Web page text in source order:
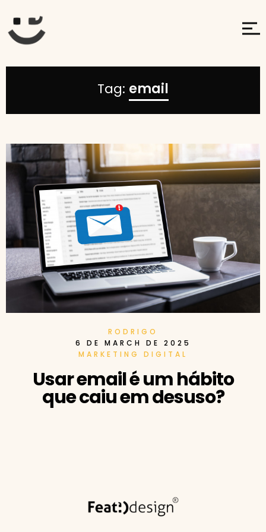
Tag: email
RODRIGO
6 DE MARCH DE 2025
MARKETING DIGITAL
Usar email é um hábito
que caiu em desuso?